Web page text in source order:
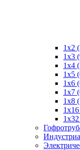
1x2
1x3
1x4
1x5
1x6
1x7
1x8
1x16
1x32